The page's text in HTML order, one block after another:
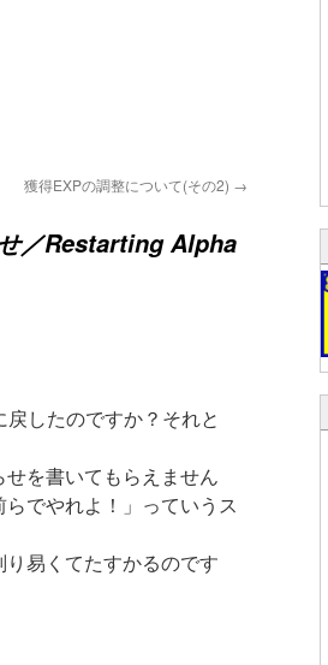
獲得EXPの調整について(その2) →
／Restarting Alpha
戻したのですか？それと
を書いてもらえません
でやれよ！」っていうス
易くてたすかるのです